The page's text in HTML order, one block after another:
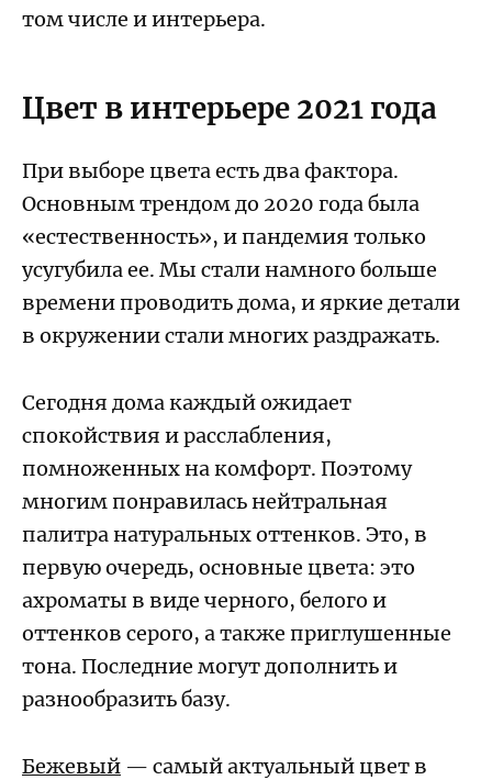
том числе и интерьера.
Цвет в интерьере 2021 года
При выборе цвета есть два фактора.
Основным трендом до 2020 года была
«естественность», и пандемия только
усугубила ее. Мы стали намного больше
времени проводить дома, и яркие детали
в окружении стали многих раздражать.
Сегодня дома каждый ожидает
спокойствия и расслабления,
помноженных на комфорт. Поэтому
многим понравилась нейтральная
палитра натуральных оттенков. Это, в
первую очередь, основные цвета: это
ахроматы в виде черного, белого и
оттенков серого, а также приглушенные
тона. Последние могут дополнить и
разнообразить базу.
Бежевый — самый актуальный цвет в